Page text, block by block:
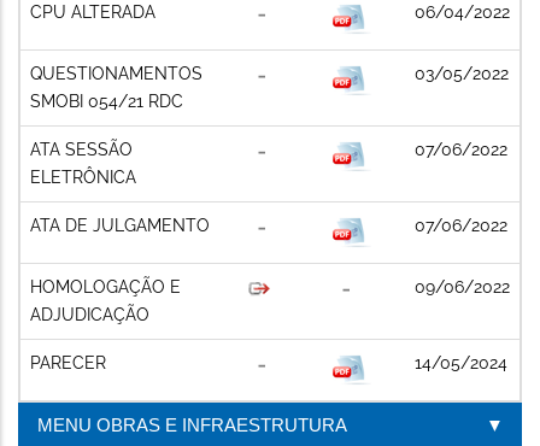
CPU ALTERADA 06/04/2022
QUESTIONAMENTOS
SMOBI 054/21 RDC
03/05/2022
ATA SESSÃO
ELETRÔNICA
07/06/2022
ATA DE JULGAMENTO 07/06/2022
HOMOLOGAÇÃO E
ADJUDICAÇÃO
09/06/2022
PARECER 14/05/2024
MENU OBRAS E INFRAESTRUTURA